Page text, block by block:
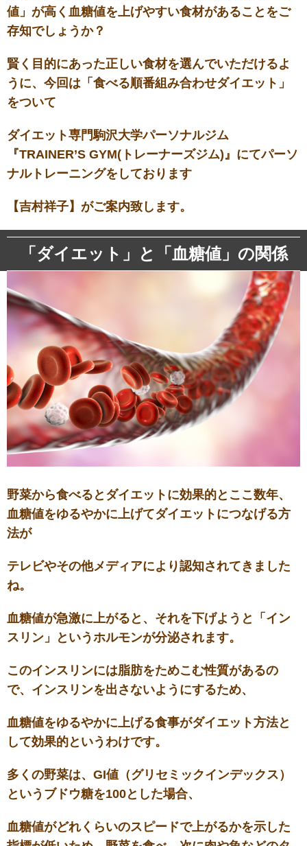
値」が高く血糖値を上げやすい食材があることをご
存知でしょうか？
賢く目的にあった正しい食材を選んでいただけるよ
うに、今回は「食べる順番組み合わせダイエット」
をついて
ダイエット専門駒沢大学パーソナルジム
『TRAINER’S GYM(トレーナーズジム)』にてパーソ
ナルトレーニングをしております
【吉村祥子】がご案内致します。
「ダイエット」と「血糖値」の関係
野菜から食べるとダイエットに効果的とここ数年、
血糖値をゆるやかに上げてダイエットにつなげる方
法が
テレビやその他メディアにより認知されてきました
ね。
血糖値が急激に上がると、それを下げようと「イン
スリン」というホルモンが分泌されます。
このインスリンには脂肪をためこむ性質があるの
で、インスリンを出さないようにするため、
血糖値をゆるやかに上げる食事がダイエット方法と
して効果的というわけです。
多くの野菜は、GI値（グリセミックインデックス）
というブドウ糖を100とした場合、
血糖値がどれくらいのスピードで上がるかを示した